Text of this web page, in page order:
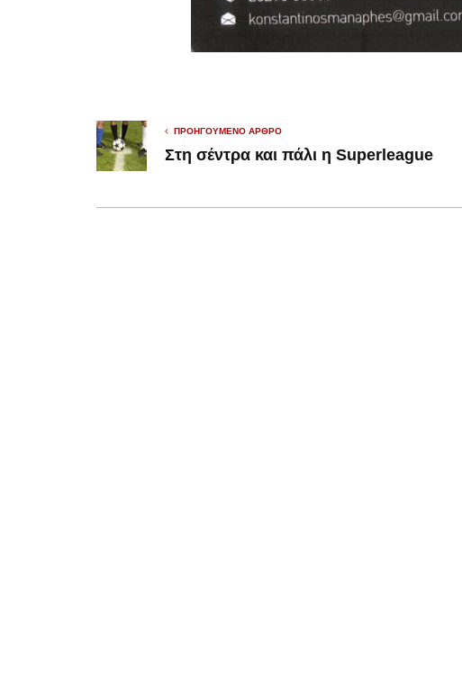
ΠΡΟΗΓΟΎΜΕΝΟ ΆΡΘΡΟ
Στη σέντρα και πάλι η Superleague